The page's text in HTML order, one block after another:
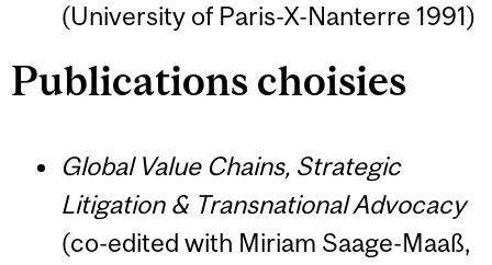
(University of Paris-X-Nanterre 1991)
Publications choisies
Global Value Chains, Strategic
Litigation & Transnational Advocacy
(co-edited with Miriam Saage-Maaß,